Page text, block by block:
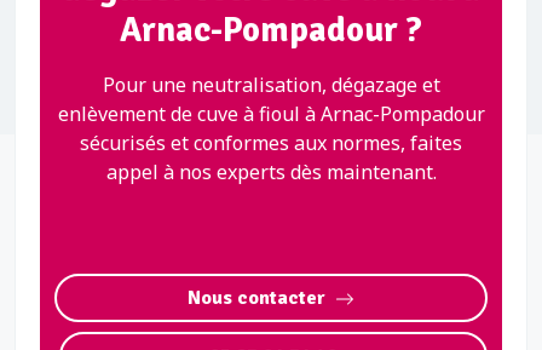
Arnac-Pompadour ?
Pour une neutralisation, dégazage et
enlèvement de cuve à fioul à Arnac-Pompadour
sécurisés et conformes aux normes, faites
appel à nos experts dès maintenant.
Nous contacter